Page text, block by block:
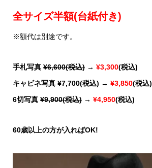
全サイズ半額(台紙付き)
※額代は別途です。
手札写真 ¥6,600(税込) → ¥3,300(税込)
キャビネ写真 ¥7,700(税込) → ¥3,850(税込)
6切写真 ¥9,900(税込) → ¥4,950(税込)
60歳以上の方が入ればOK!